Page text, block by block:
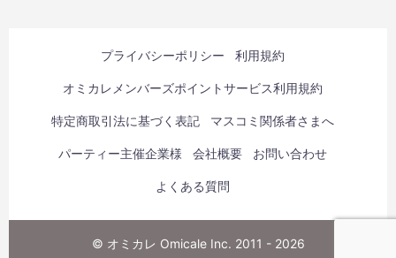
プライバシーポリシー 利用規約
オミカレメンバーズポイントサービス利用規約
特定商取引法に基づく表記 マスコミ関係者さまへ
パーティー主催企業様 会社概要 お問い合わせ
よくある質問
© オミカレ Omicale Inc. 2011 - 2026